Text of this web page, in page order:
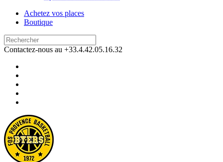
Achetez vos places
Boutique
Contactez-nous au +33.4.42.05.16.32